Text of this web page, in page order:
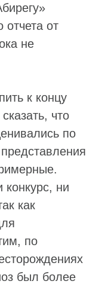
отчета от
не
к концу
что
по
ни
как
по
был более